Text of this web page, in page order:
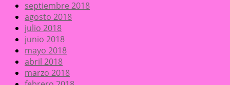
septiembre 2018
agosto 2018
julio 2018
junio 2018
mayo 2018
abril 2018
marzo 2018